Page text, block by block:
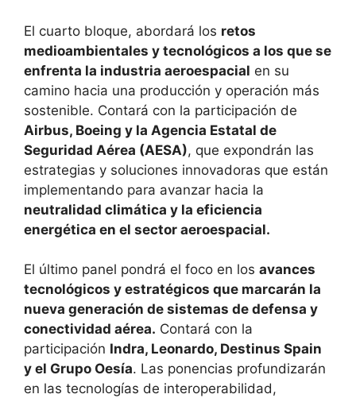
El cuarto bloque, abordará los retos
medioambientales y tecnológicos a los que se
enfrenta la industria aeroespacial en su
camino hacia una producción y operación más
sostenible. Contará con la participación de
Airbus, Boeing y la Agencia Estatal de
Seguridad Aérea (AESA), que expondrán las
estrategias y soluciones innovadoras que están
implementando para avanzar hacia la
neutralidad climática y la eficiencia
energética en el sector aeroespacial.
El último panel pondrá el foco en los avances
tecnológicos y estratégicos que marcarán la
nueva generación de sistemas de defensa y
conectividad aérea. Contará con la
participación Indra, Leonardo, Destinus Spain
y el Grupo Oesía. Las ponencias profundizarán
en las tecnologías de interoperabilidad,